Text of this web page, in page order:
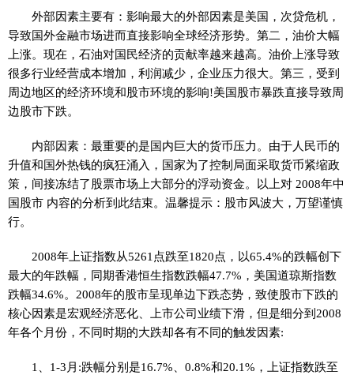
外部因素主要有：影响最大的外部因素是美国，次贷危机，
导致国外金融市场进而直接影响全球经济形势。第二，油价大幅
上涨。现在，石油对国民经济的贡献率越来越高。油价上涨导致
很多行业经营成本增加，利润减少，企业压力很大。第三，受到
周边地区的经济环境和股市环境的影响!美国股市暴跌直接导致周
边股市下跌。
内部因素：最重要的是国内巨大的货币压力。由于人民币的
升值和国外热钱的疯狂涌入，国家为了控制局面采取货币紧缩政
策，间接冻结了股票市场上大部分的浮动资金。以上对 2008年中
国股市 内容的分析到此结束。温馨提示：股市风波大，万望谨慎
行。
2008年上证指数从5261点跌至1820点，以65.4%的跌幅创下
最大的年跌幅，同期香港恒生指数跌幅47.7%，美国道琼斯指数
跌幅34.6%。2008年的股市呈现单边下跌态势，致使股市下跌的
核心因素是宏观经济恶化、上市公司业绩下滑，但是细分到2008
年各个月份，不同时期的大跌却各有不同的触发因素:
1、1-3月:跌幅分别是16.7%、0.8%和20.1%，上证指数跌至